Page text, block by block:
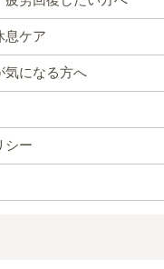
息ケア
気になる方へ
シー